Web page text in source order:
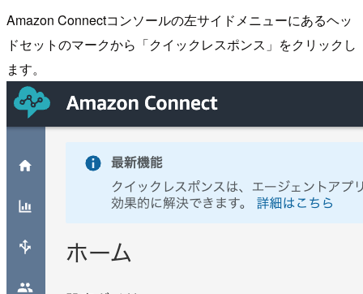
Amazon Connectコンソールの左サイドメニューにあるヘッ
ドセットのマークから「クイックレスポンス」をクリックし
ます。